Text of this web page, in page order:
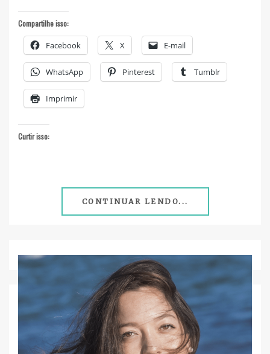
Compartilhe isso:
Facebook X E-mail
WhatsApp Pinterest Tumblr
Imprimir
Curtir isso:
CONTINUAR LENDO...